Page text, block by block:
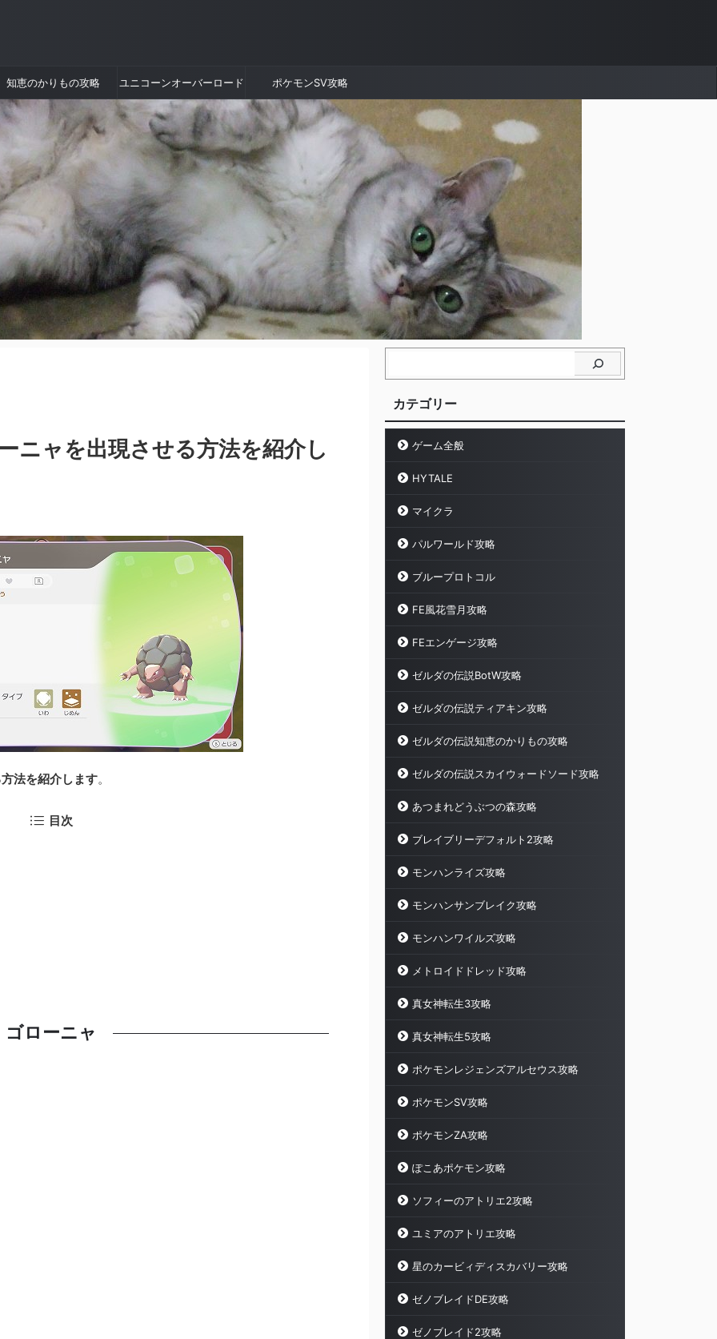
知恵のかりもの攻略 ユニコーンオーバーロード ポケモンSV攻略
ニャを出現させる方法を紹介し
法を紹介します。
目次
ゴローニャ
カテゴリー
ゲーム全般
HYTALE
マイクラ
パルワールド攻略
ブループロトコル
FE風花雪月攻略
FEエンゲージ攻略
ゼルダの伝説BotW攻略
ゼルダの伝説ティアキン攻略
ゼルダの伝説知恵のかりもの攻略
ゼルダの伝説スカイウォードソード攻略
あつまれどうぶつの森攻略
ブレイブリーデフォルト2攻略
モンハンライズ攻略
モンハンサンブレイク攻略
モンハンワイルズ攻略
メトロイドドレッド攻略
真女神転生3攻略
真女神転生5攻略
ポケモンレジェンズアルセウス攻略
ポケモンSV攻略
ポケモンZA攻略
ぽこあポケモン攻略
ソフィーのアトリエ2攻略
ユミアのアトリエ攻略
星のカービィディスカバリー攻略
ゼノブレイドDE攻略
ゼノブレイド2攻略